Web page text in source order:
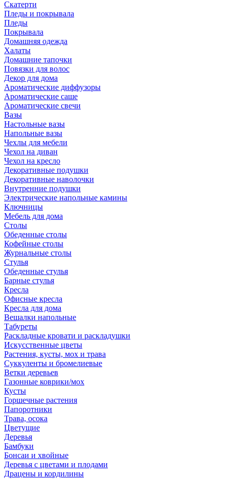
Скатерти
Пледы и покрывала
Пледы
Покрывала
Домашняя одежда
Халаты
Домашние тапочки
Повязки для волос
Декор для дома
Ароматические диффузоры
Ароматические саше
Ароматические свечи
Вазы
Настольные вазы
Напольные вазы
Чехлы для мебели
Чехол на диван
Чехол на кресло
Декоративные подушки
Декоративные наволочки
Внутренние подушки
Электрические напольные камины
Ключницы
Мебель для дома
Столы
Обеденные столы
Кофейные столы
Журнальные столы
Стулья
Обеденные стулья
Барные стулья
Кресла
Офисные кресла
Кресла для дома
Вешалки напольные
Табуреты
Раскладные кровати и раскладушки
Искусственные цветы
Растения, кусты, мох и трава
Суккуленты и бромелиевые
Ветки деревьев
Газонные коврики/мох
Кусты
Горшечные растения
Папоротники
Трава, осока
Цветущие
Деревья
Бамбуки
Бонсаи и хвойные
Деревья с цветами и плодами
Драцены и кордилины